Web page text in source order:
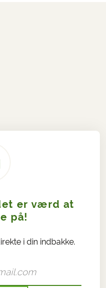
er værd at
på!
i din indbakke.